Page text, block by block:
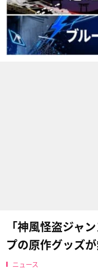
「神風怪盗ジャ
プの原作グッズが
ニュース